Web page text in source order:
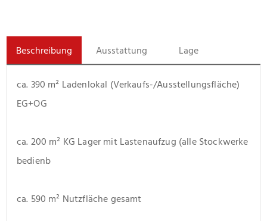
Beschreibung Ausstattung Lage
ca. 390 m² Ladenlokal (Verkaufs-/Ausstellungsfläche)
EG+OG
ca. 200 m² KG Lager mit Lastenaufzug (alle Stockwerke
bedienb
ca. 590 m² Nutzfläche gesamt